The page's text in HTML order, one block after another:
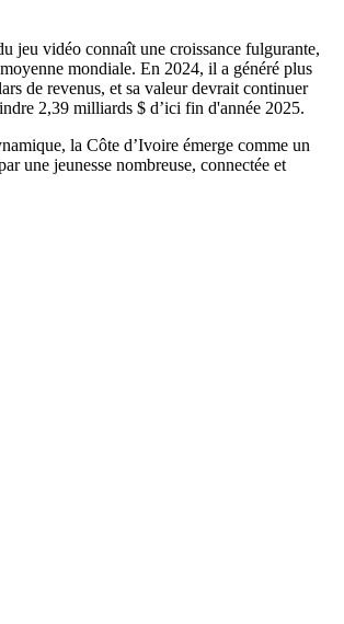
jeu vidéo connaît une croissance fulgurante,
mondiale. En 2024, il a généré plus
de revenus, et sa valeur devrait continuer
2,39 milliards $ d’ici fin d'année 2025.
la Côte d’Ivoire émerge comme un
une jeunesse nombreuse, connectée et